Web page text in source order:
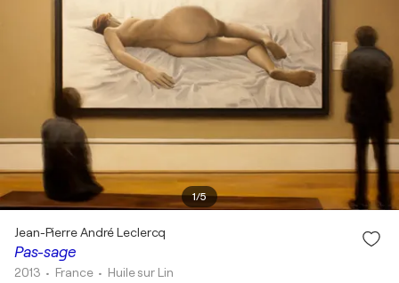
1/5
Pas-sage
Jean-Pierre André Leclercq
2013 • France • Huile sur Lin